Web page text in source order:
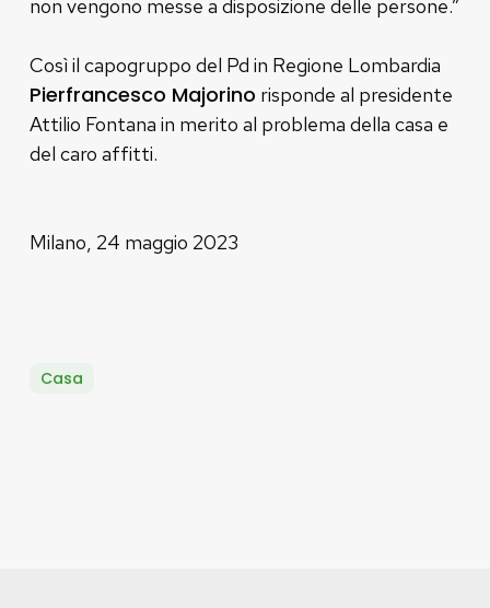
non vengono messe a disposizione delle persone.”
Così il capogruppo del Pd in Regione Lombardia
Pierfrancesco Majorino risponde al presidente
Attilio Fontana in merito al problema della casa e
del caro affitti.
Milano, 24 maggio 2023
Casa